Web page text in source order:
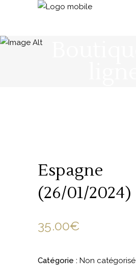
Espagne
(26/01/2024)
35.00€
Catégorie : Non catégorisé